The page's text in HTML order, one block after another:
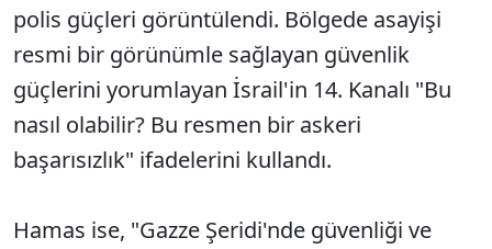
polis güçleri görüntülendi. Bölgede asayişi
resmi bir görünümle sağlayan güvenlik
güçlerini yorumlayan İsrail'in 14. Kanalı "Bu
nasıl olabilir? Bu resmen bir askeri
başarısızlık" ifadelerini kullandı.
Hamas ise, "Gazze Şeridi'nde güvenliği ve